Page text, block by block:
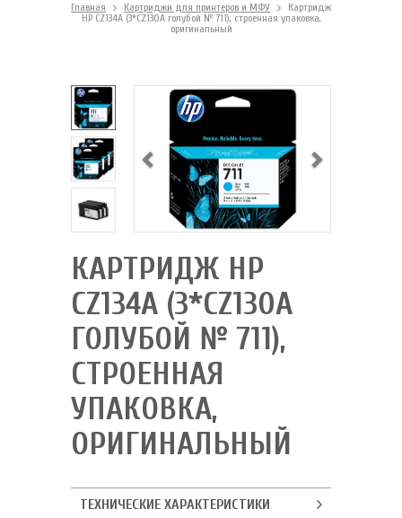
Главная Картриджи для принтеров и МФУ
Картридж
HP CZ134A (3*CZ130A голубой № 711), строенная упаковка,
оригинальный
КАРТРИДЖ HP
CZ134A (3*CZ130A
ГОЛУБОЙ № 711),
СТРОЕННАЯ
УПАКОВКА,
ОРИГИНАЛЬНЫЙ
ТЕХНИЧЕСКИЕ ХАРАКТЕРИСТИКИ